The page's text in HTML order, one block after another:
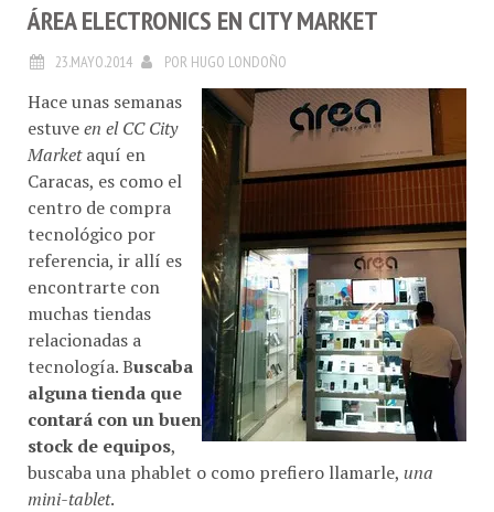
ÁREA ELECTRONICS EN CITY MARKET
23.MAYO.2014 POR HUGO LONDOÑO
Hace unas semanas
estuveen el CC City
Marketaquí en
Caracas, es como el
centro de compra
tecnológico por
referencia, ir allí es
encontrarte con
muchas tiendas
relacionadas a
tecnología. Buscaba
alguna tienda que
contará con un buen
stock de equipos,
buscaba una phablet o como prefiero llamarle, una
mini-tablet.